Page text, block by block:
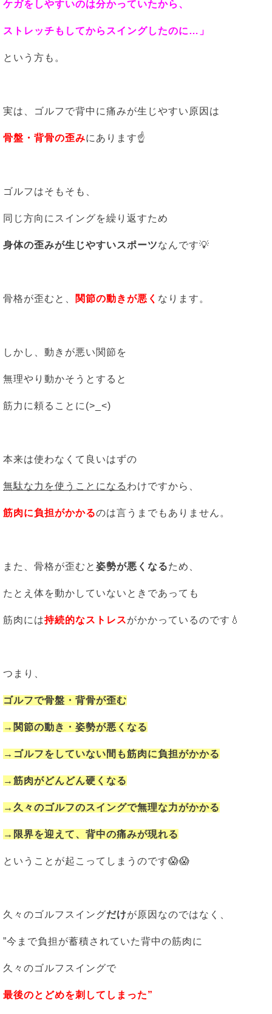
ケガをしやすいのは分かっていたから、
ストレッチもしてからスイングしたのに… 」
という方も。
実は、ゴルフで背中に痛みが生じやすい原因は
骨盤・背骨の歪みにあります☝
ゴルフはそもそも、
同じ方向にスイングを繰り返すため
身体の歪みが生じやすいスポーツなんです💡
骨格が歪むと、 関節の動きが悪く なります。
しかし、動きが悪い関節を
無理やり動かそうとすると
筋力に頼ることに(>_<)
本来は使わなくて良いはずの
無駄な力を使うことになる わけですから、
筋肉に負担がかかるのは言うまでもありません。
また、骨格が歪むと 姿勢が悪くなるため、
たとえ体を動かしていないときであっても
筋肉には持続的なストレスがかかっているのです💧
つまり、
ゴルフで骨盤・背骨が歪む
→関節の動き・姿勢が悪くなる
→ゴルフをしていない間も筋肉に負担がかかる
→筋肉がどんどん硬くなる
→久々のゴルフのスイングで無理な力がかかる
→限界を迎えて、背中の痛みが現れる
ということが起こってしまうのです😱😱
久々のゴルフスイングだけが原因なのではなく、
”今まで負担が蓄積されていた背中の筋肉に
久々のゴルフスイングで
最後のとどめを刺してしまった”